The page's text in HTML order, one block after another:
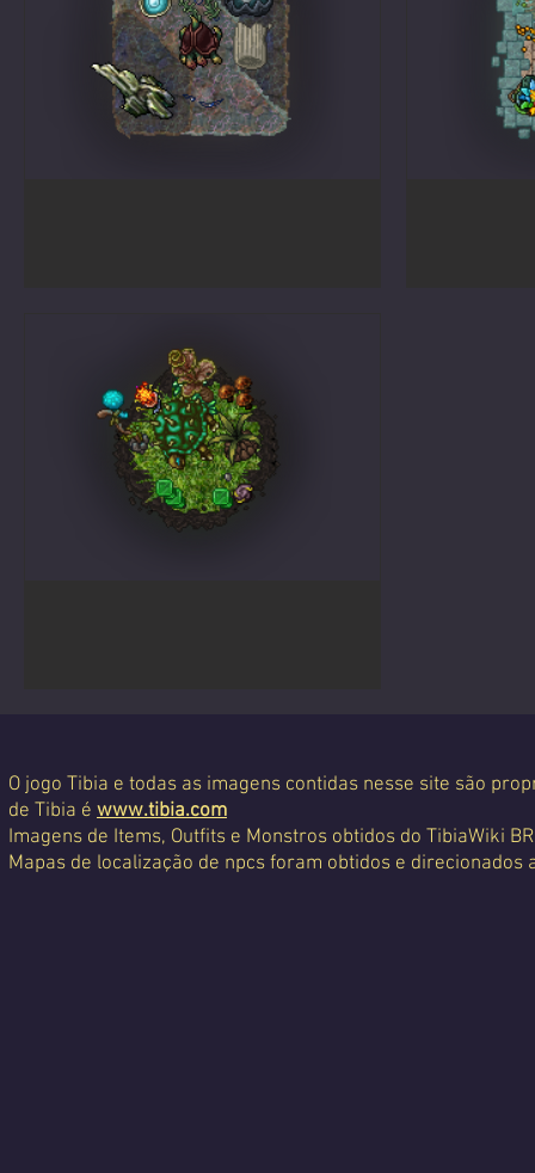
O jogo Tibia e todas as imagens contidas nesse site são
de Tibia é www.tibia.com
Imagens de Items, Outfits e Monstros obtidos do TibiaWiki
Mapas de localização de npcs foram obtidos e direcionados